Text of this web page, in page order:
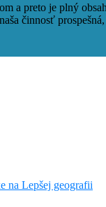
a preto je plný
činnosť
na Lepšej geografii